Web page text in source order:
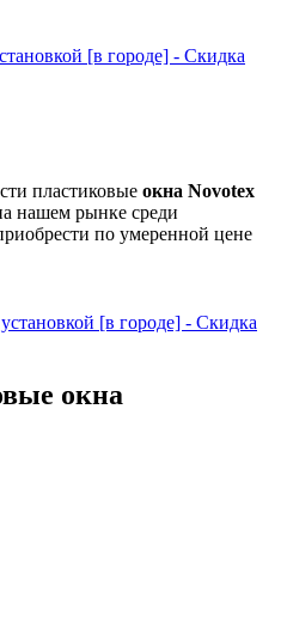
[в городе] - Cкидка
пластиковые окна Novotex
нашем рынке среди
по умеренной цене
[в городе] - Cкидка
окна